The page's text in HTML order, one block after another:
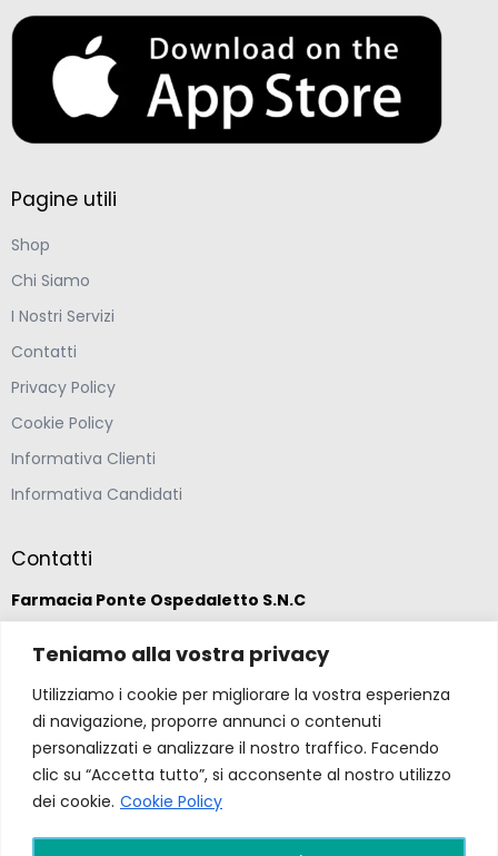
Teniamo alla vostra privacy
Utilizziamo i cookie per migliorare la vostra esperienza
di navigazione, proporre annunci o contenuti
personalizzati e analizzare il nostro traffico. Facendo
clic su “Accetta tutto”, si acconsente al nostro utilizzo
dei cookie. Cookie Policy
Pagine utili
Shop
Chi Siamo
I Nostri Servizi
Contatti
Privacy Policy
Cookie Policy
Informativa Clienti
Informativa Candidati
Contatti
Farmacia Ponte Ospedaletto S.N.C
Via della Solidarietà 2,
47020 Longiano, Forlì-Cesena
(39) 0547 57265
farmacia@ponteospedaletto.it